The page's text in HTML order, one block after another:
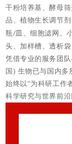
干粉培养基、酵母
品、植物生长调节
瓶/皿、细胞滤网、
头、加样槽、透析
凭借专业的服务团
国) 生物已与国内多
始终以“为科研工作
科学研究与世界前沿